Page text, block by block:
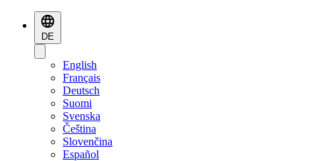
DE
English
Français
Deutsch
Suomi
Svenska
Čeština
Slovenčina
Español